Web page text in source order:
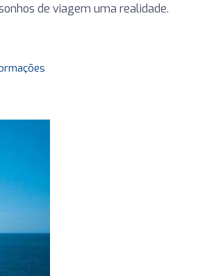
de viagem uma realidade.